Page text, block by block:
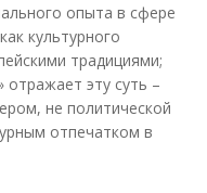
опыта в сфере
культурного
традициями;
отражает эту суть –
не политической
отпечатком в